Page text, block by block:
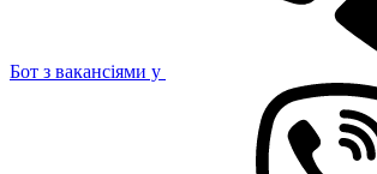
Бот з вакансіями у